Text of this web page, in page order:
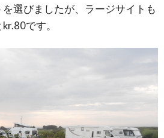
選びましたが、ラージサイトも
です。